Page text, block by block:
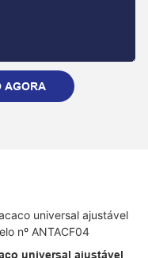
AGORA
universal ajustável